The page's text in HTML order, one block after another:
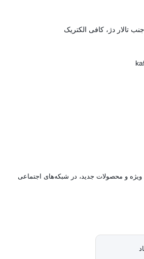
تالار دژ، کافی الکتریک
و محصولات جدید، در شبکه‌های اجتماعی